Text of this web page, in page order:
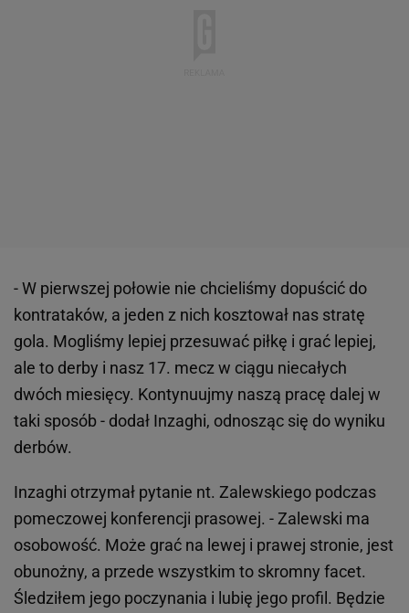
- W pierwszej połowie nie chcieliśmy dopuścić do
kontrataków, a jeden z nich kosztował nas stratę
gola. Mogliśmy lepiej przesuwać piłkę i grać lepiej,
ale to derby i nasz 17. mecz w ciągu niecałych
dwóch miesięcy. Kontynuujmy naszą pracę dalej w
taki sposób - dodał Inzaghi, odnosząc się do wyniku
derbów.
Inzaghi otrzymał pytanie nt. Zalewskiego podczas
pomeczowej konferencji prasowej. - Zalewski ma
osobowość. Może grać na lewej i prawej stronie, jest
obunożny, a przede wszystkim to skromny facet.
Śledziłem jego poczynania i lubię jego profil. Będzie